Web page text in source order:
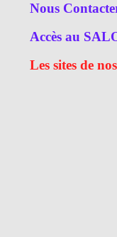
Nous
Accès au
Les sites de